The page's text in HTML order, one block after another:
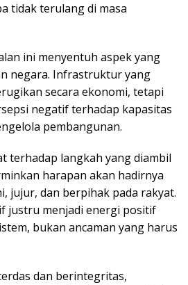
tidak terulang di masa
ini menyentuh aspek yang
negara. Infrastruktur yang
secara ekonomi, tetapi
negatif terhadap kapasitas
pembangunan.
terhadap langkah yang diambil
harapan akan hadirnya
jujur, dan berpihak pada rakyat.
justru menjadi energi positif
bukan ancaman yang harus
dan berintegritas,